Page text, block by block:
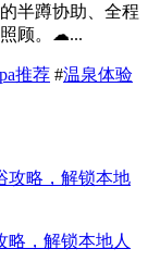
半蹲协助、全程
顾。☁...
推荐 #温泉体验
，解锁本地人